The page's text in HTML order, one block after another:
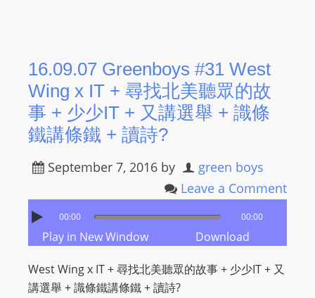
16.09.07 Greenboys #31 West
Wing x IT + 尋找北美聽眾的故
事 + 少少IT + 又講選舉 + 識條
鐵講條鐵 + 讀詩?
September 7, 2016 by
green boys
Leave a Comment
00:00 00:00
Play in New Window Download
West Wing x IT + 尋找北美聽眾的故事 + 少少IT + 又
講選舉 + 識條鐵講條鐵 + 讀詩?